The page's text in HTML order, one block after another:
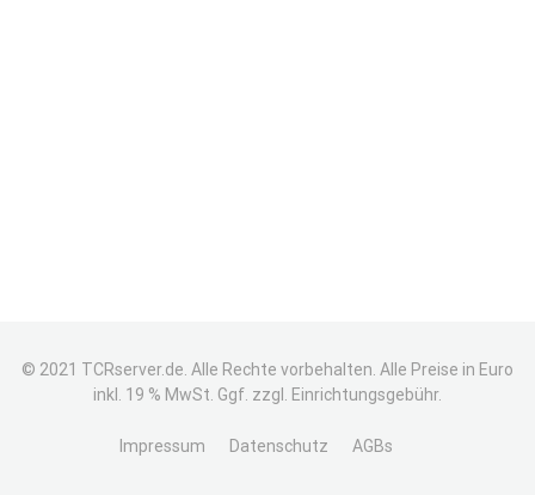
© 2021 TCRserver.de. Alle Rechte vorbehalten. Alle Preise in Euro
inkl. 19 % MwSt. Ggf. zzgl. Einrichtungsgebühr.
Impressum Datenschutz AGBs